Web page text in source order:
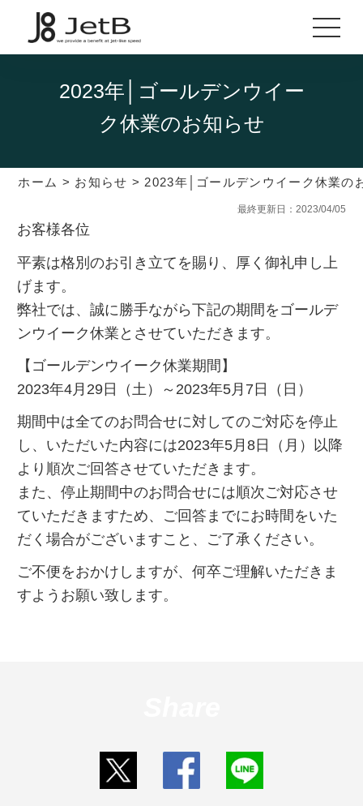
2023年│ゴールデンウイー
ク休業のお知らせ
ホーム > お知らせ > 2023年│ゴールデンウイーク休業の
最終更新日：2023/04/05
お客様各位
平素は格別のお引き立てを賜り、厚く御礼申し上
げます。
弊社では、誠に勝手ながら下記の期間をゴールデ
ンウイーク休業とさせていただきます。
【ゴールデンウイーク休業期間】
2023年4月29日（土）～2023年5月7日（日）
期間中は全てのお問合せに対してのご対応を停止
し、いただいた内容には2023年5月8日（月）以降
より順次ご回答させていただきます。
また、停止期間中のお問合せには順次ご対応させ
ていただきますため、ご回答までにお時間をいた
だく場合がございますこと、ご了承ください。
ご不便をおかけしますが、何卒ご理解いただきま
すようお願い致します。